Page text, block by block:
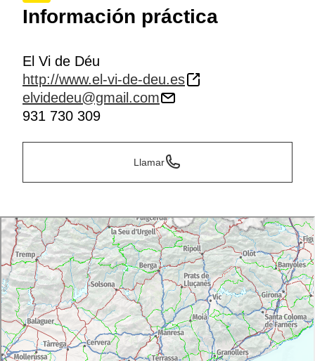
Información práctica
El Vi de Déu
http://www.el-vi-de-deu.es
elvidedeu@gmail.com
931 730 309
Llamar